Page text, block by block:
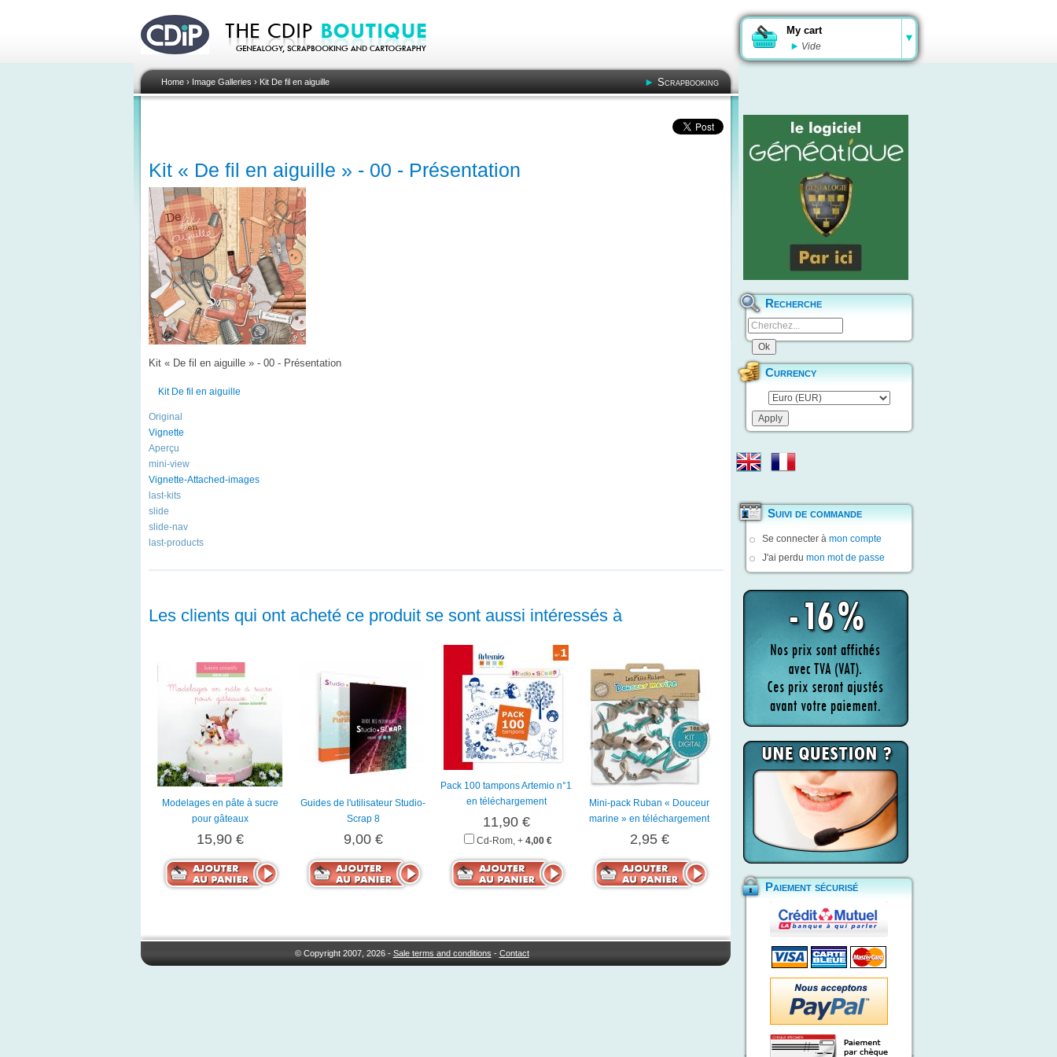
My cart
Vide
Home› Image Galleries › Kit De fil en aiguille Scrapbooking
Kit « De fil en aiguille » - 00 - Présentation
Kit « De fil en aiguille » - 00 - Présentation
Kit De fil en aiguille
Original
Vignette
Aperçu
mini-view
Vignette-Attached-images
last-kits
slide
slide-nav
last-products
Les clients qui ont acheté ce produit se sont aussi intéressés à
Modelages en pâte à sucre
pour gâteaux
15,90 €
Guides de l'utilisateur Studio-
Scrap 8
9,00 €
Pack 100 tampons Artemio n°1
en téléchargement
11,90 €
Cd-Rom, + 4,00 €
Mini-pack Ruban « Douceur
marine » en téléchargement
2,95 €
© Copyright 2007, 2026 - Sale terms and conditions - Contact
Recherche
Currency
Suivi de commande
Se connecter à mon compte
J'ai perdu mon mot de passe
Paiement sécurisé